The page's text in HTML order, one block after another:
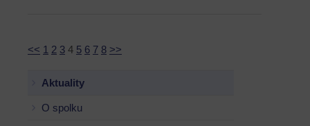
<< 1 2 3 4 5 6 7 8 >>
Aktuality
O spolku